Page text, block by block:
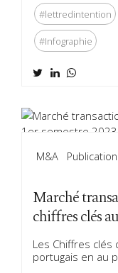
#lettredintention
#Infographie
M&a Publication
Marché
chiffres clés
Les Chiffres
portugais en au